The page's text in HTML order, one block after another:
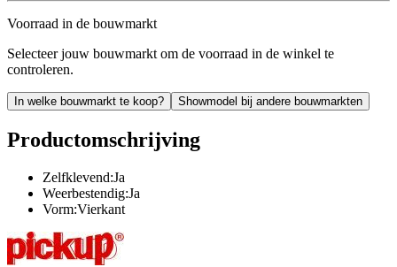
Voorraad in de bouwmarkt
Selecteer jouw bouwmarkt om de voorraad in de winkel te
controleren.
In welke bouwmarkt te koop? Showmodel bij andere bouwmarkten
Productomschrijving
Zelfklevend:Ja
Weerbestendig:Ja
Vorm:Vierkant